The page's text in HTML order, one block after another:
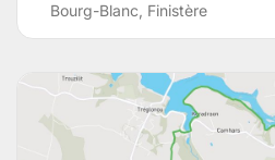
Bourg-Blanc Finistère